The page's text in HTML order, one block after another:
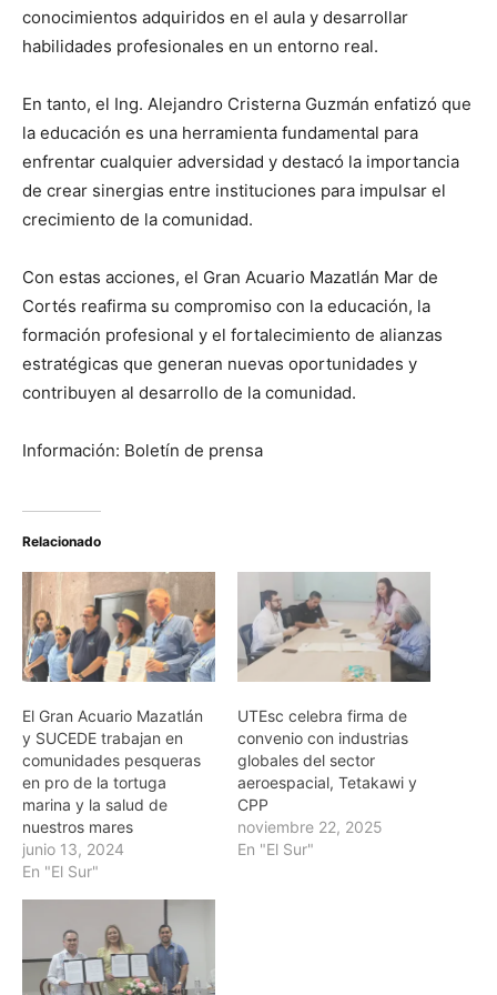
conocimientos adquiridos en el aula y desarrollar
habilidades profesionales en un entorno real.
En tanto, el Ing. Alejandro Cristerna Guzmán enfatizó que
la educación es una herramienta fundamental para
enfrentar cualquier adversidad y destacó la importancia
de crear sinergias entre instituciones para impulsar el
crecimiento de la comunidad.
Con estas acciones, el Gran Acuario Mazatlán Mar de
Cortés reafirma su compromiso con la educación, la
formación profesional y el fortalecimiento de alianzas
estratégicas que generan nuevas oportunidades y
contribuyen al desarrollo de la comunidad.
Información: Boletín de prensa
Relacionado
El Gran Acuario Mazatlán
y SUCEDE trabajan en
comunidades pesqueras
en pro de la tortuga
marina y la salud de
nuestros mares
junio 13, 2024
En "El Sur"
UTEsc celebra firma de
convenio con industrias
globales del sector
aeroespacial, Tetakawi y
CPP
noviembre 22, 2025
En "El Sur"